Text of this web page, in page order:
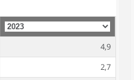
4,9
2,7